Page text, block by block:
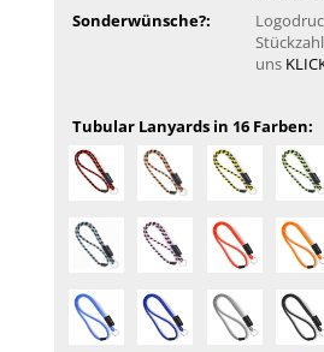
Sonderwünsche?:
uns
Tubular Lanyards in 16 Farben: